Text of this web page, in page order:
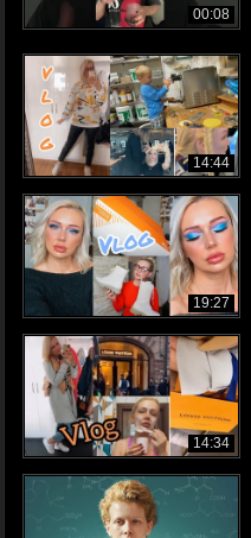
00:08
14:44
19:27
14:34